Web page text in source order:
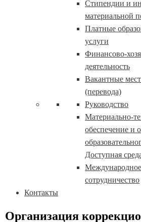
Стипендии и
материальной
Платные
услуги
Финансово-
деятельность
Вакантные
(перевода)
Руководство
Материально-
обеспечение и
Доступная
Международное
сотрудничество
Контакты
Организация